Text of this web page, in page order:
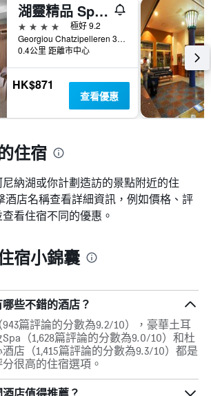
湖靈精品 Spa 飯店
4星級
極好 9.2
Georgiou Chatzipelleren 3A, 約阿尼納, 希臘
0.4公里 距離市中心
HK$871
查看優惠
住宿
納湖​​或你計劃造訪的景點附近的住
酒店名稱查看詳細資訊，例如價格、評
看住宿不同的優惠。
宿小錦囊
些不錯的酒店？
篇評論的分數為9.2/10），豪華土耳
（1,628篇評論的分數為9.0/10）和杜
店（1,415篇評論的分數為9.3/10）都是
很高的住宿選項。